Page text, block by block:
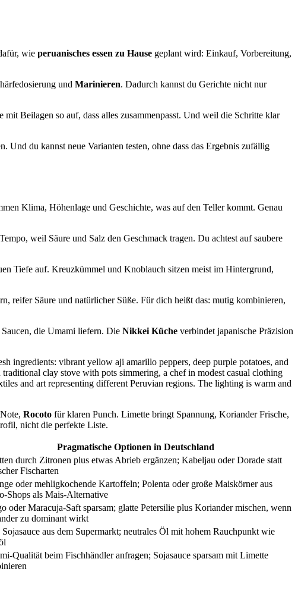
wie peruanisches essen zu Hause geplant wird: Einkauf, Vorbereitung,
und Marinieren. Dadurch kannst du Gerichte nicht nur
Beilagen so auf, dass alles zusammenpasst. Und weil die Schritte klar
du kannst neue Varianten testen, ohne dass das Ergebnis zufällig
Klima, Höhenlage und Geschichte, was auf den Teller kommt. Genau
weil Säure und Salz den Geschmack tragen. Du achtest auf saubere
Tiefe auf. Kreuzkümmel und Knoblauch sitzen meist im Hintergrund,
reifer Säure und natürlicher Süße. Für dich heißt das: mutig kombinieren,
die Umami liefern. Die Nikkei Küche verbindet japanische Präzision
Rocoto für klaren Punch. Limette bringt Spannung, Koriander Frische,
nicht die perfekte Liste.
Pragmatische Optionen in Deutschland
durch Zitronen plus etwas Abrieb ergänzen; Kabeljau oder Dorade statt
Fischarten
oder mehligkochende Kartoffeln; Polenta oder große Maiskörner aus
Shops als Mais-Alternative
oder Maracuja-Saft sparsam; glatte Petersilie plus Koriander mischen, wenn
zu dominant wirkt
aus dem Supermarkt; neutrales Öl mit hohem Rauchpunkt wie
Qualität beim Fischhändler anfragen; Sojasauce sparsam mit Limette